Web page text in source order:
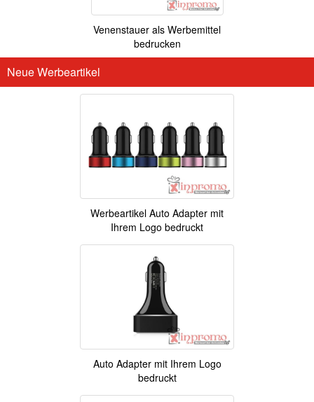
Venenstauer als Werbemittel
bedrucken
Neue Werbeartikel
Werbeartikel Auto Adapter mit
Ihrem Logo bedruckt
Auto Adapter mit Ihrem Logo
bedruckt